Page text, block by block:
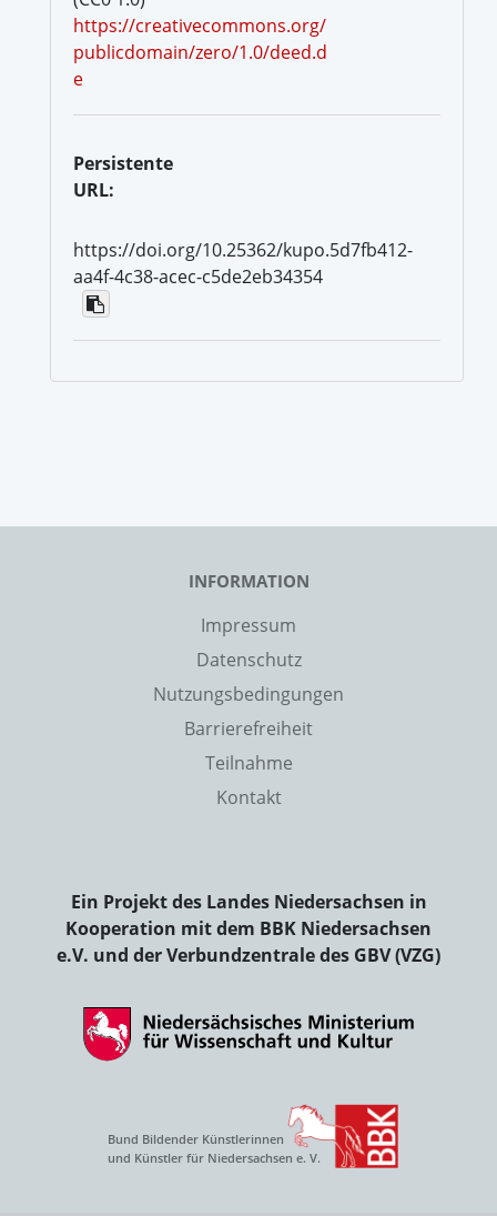
https://creativecommons.org/
publicdomain/zero/1.0/deed.d
e
Persistente
URL:
https://doi.org/10.25362/kupo.5d7fb412-
aa4f-4c38-acec-c5de2eb34354
INFORMATION
Impressum
Datenschutz
Nutzungsbedingungen
Barrierefreiheit
Teilnahme
Kontakt
Ein Projekt des Landes Niedersachsen in
Kooperation mit dem BBK Niedersachsen
e.V. und der Verbundzentrale des GBV (VZG)
Bund Bildender Künstlerinnen
und Künstler für Niedersachsen e. V.